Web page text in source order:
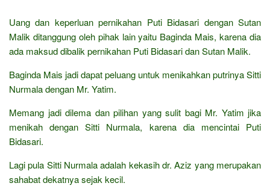
Uang dan keperluan pernikahan Puti Bidasari dengan Sutan
Malik ditanggung oleh pihak lain yaitu Baginda Mais, karena dia
ada maksud dibalik pernikahan Puti Bidasari dan Sutan Malik.
Baginda Mais jadi dapat peluang untuk menikahkan putrinya Sitti
Nurmala dengan Mr. Yatim.
Memang jadi dilema dan pilihan yang sulit bagi Mr. Yatim jika
menikah dengan Sitti Nurmala, karena dia mencintai Puti
Bidasari.
Lagi pula Sitti Nurmala adalah kekasih dr. Aziz yang merupakan
sahabat dekatnya sejak kecil.